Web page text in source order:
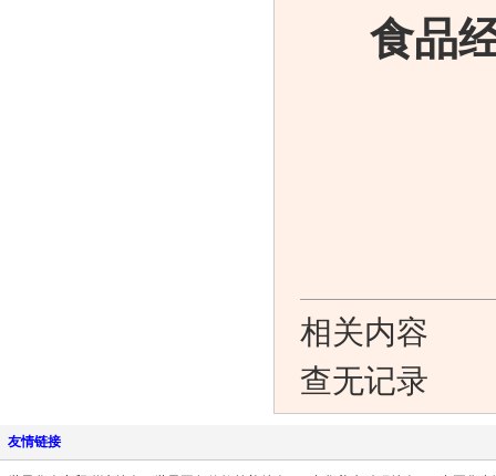
食品
相关内容
查无记录
友情链接